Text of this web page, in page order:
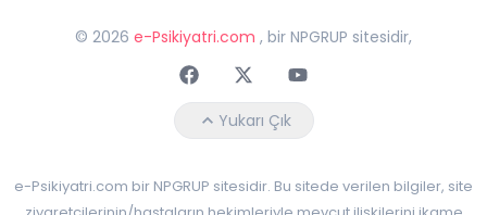
© 2026 e-Psikiyatri.com , bir NPGRUP sitesidir,
FaceebokTwitterYoutube
Yukarı Çık
e-Psikiyatri.com bir NPGRUP sitesidir. Bu sitede verilen bilgiler, site